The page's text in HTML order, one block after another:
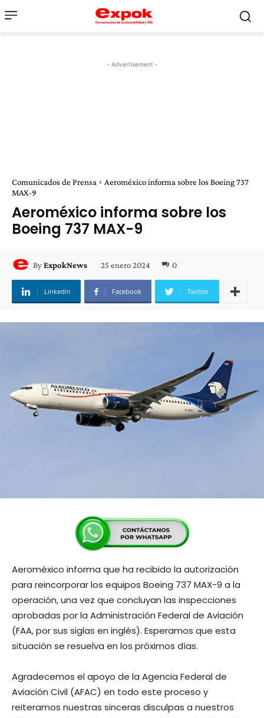
- Advertisement -
Comunicados de Prensa
Aeroméxico informa sobre los Boeing 737
MAX-9
Aeroméxico informa sobre los
Boeing 737 MAX-9
ByExpokNews 25 enero 2024 0
Linkedin Facebook Twitter
Aeroméxico informa que ha recibido la autorización
para reincorporar los equipos Boeing 737 MAX-9 a la
operación, una vez que concluyan las inspecciones
aprobadas por la Administración Federal de Aviación
(FAA, por sus siglas en inglés). Esperamos que esta
situación se resuelva en los próximos días.
Agradecemos el apoyo de la Agencia Federal de
Aviación Civil (AFAC) en todo este proceso y
reiteramos nuestras sinceras disculpas a nuestros